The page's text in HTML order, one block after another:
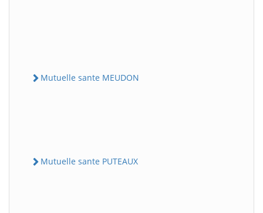
Mutuelle sante MEUDON
Mutuelle sante PUTEAUX